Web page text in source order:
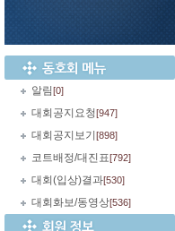
알림[0]
대회공지요청[947]
대회공지보기 [898]
코트배정/대진표[792]
대회(입상)결과[530]
대회화보/동영상[536]